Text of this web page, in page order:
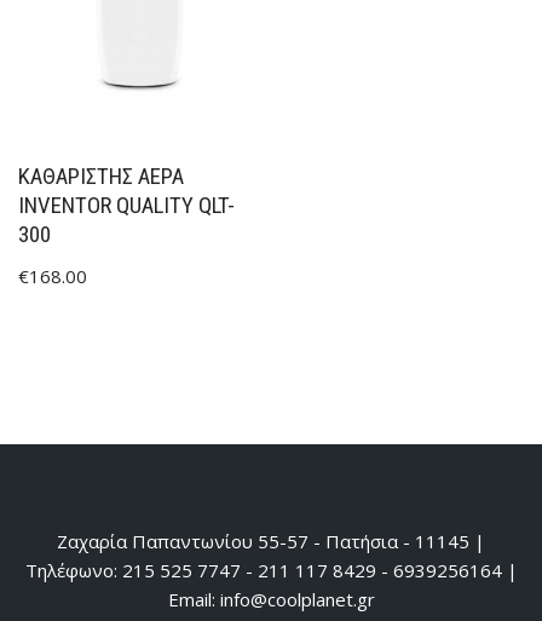
ΚΑΘΑΡΙΣΤΉΣ ΑΈΡΑ
INVENTOR QUALITY QLT-
300
€168.00
Ζαχαρία Παπαντωνίου 55-57 - Πατήσια - 11145 |
Τηλέφωνο: 215 525 7747 - 211 117 8429 - 6939256164 |
Email: info@coolplanet.gr